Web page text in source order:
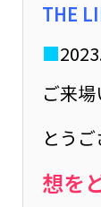
THE
■
ご来
とうご
想を